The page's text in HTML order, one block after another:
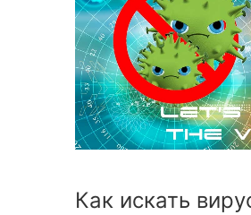
Как искать